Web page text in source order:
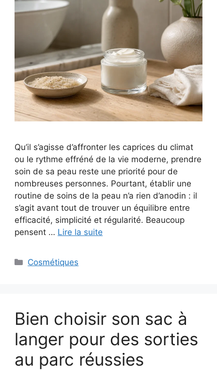
Qu’il s’agisse d’affronter les caprices du climat
ou le rythme effréné de la vie moderne, prendre
soin de sa peau reste une priorité pour de
nombreuses personnes. Pourtant, établir une
routine de soins de la peau n’a rien d’anodin : il
s’agit avant tout de trouver un équilibre entre
efficacité, simplicité et régularité. Beaucoup
pensent … Lire la suite
Catégories
Cosmétiques
Bien choisir son sac à
langer pour des sorties
au parc réussies